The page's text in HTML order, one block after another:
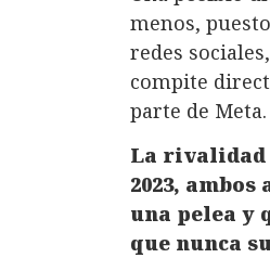
menos,
redes
compite
parte de Meta.
La rivalidad
2023,
una pelea y
que nunca